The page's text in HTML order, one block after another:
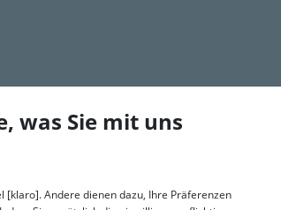
was Sie mit uns
[klaro]. Andere dienen dazu, Ihre Präferenzen